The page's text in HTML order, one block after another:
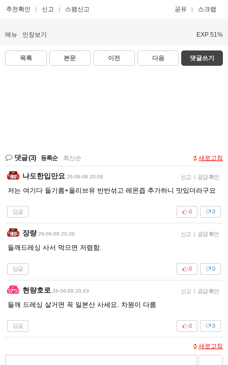
추천확인 신고 스팸신고 공유 스크랩
메뉴 인장보기 EXP 51%
목록 본문 이전 다음 댓글쓰기
댓글(3) 등록순 최신순 새로고침
나도한입만요 26-06-08 20:06 신고 | 공감 확인
저는 여기다 들기름+올리브유 반반섞고 레몬즙 추가하니 맛있더라구요
답글 0
0
장량 26-06-08 20:20 신고 | 공감 확인
들깨드레싱 사서 먹으면 저렴함.
답글 0
0
현량호로 26-06-08 20:43 신고 | 공감 확인
들깨 드레싱 살거면 꼭 일본산 사세요. 차원이 다름
답글 0
0
새로고침